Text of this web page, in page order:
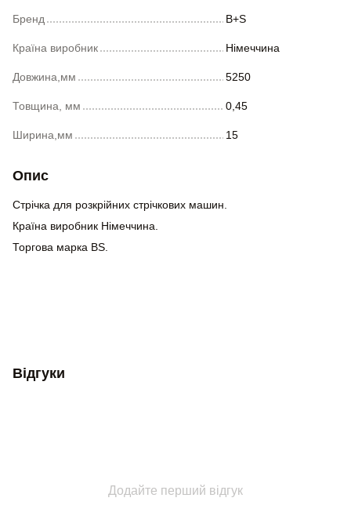
Бренд B+S
Країна виробник Німеччина
Довжина,мм 5250
Товщина, мм 0,45
Ширина,мм 15
Опис
Стрічка для розкрійних стрічкових машин.
Країна виробник Німеччина.
Торгова марка BS.
Відгуки
Додайте перший відгук